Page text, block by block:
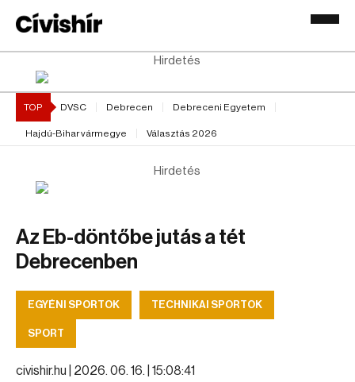
Hirdetés
TOP DVSC Debrecen Debreceni Egyetem
Hajdú-Bihar vármegye Választás 2026
Hirdetés
Az Eb-döntőbe jutás a tét
Debrecenben
EGYÉNI SPORTOK TECHNIKAI SPORTOK
SPORT
civishir.hu | 2026. 06. 16. | 15:08:41